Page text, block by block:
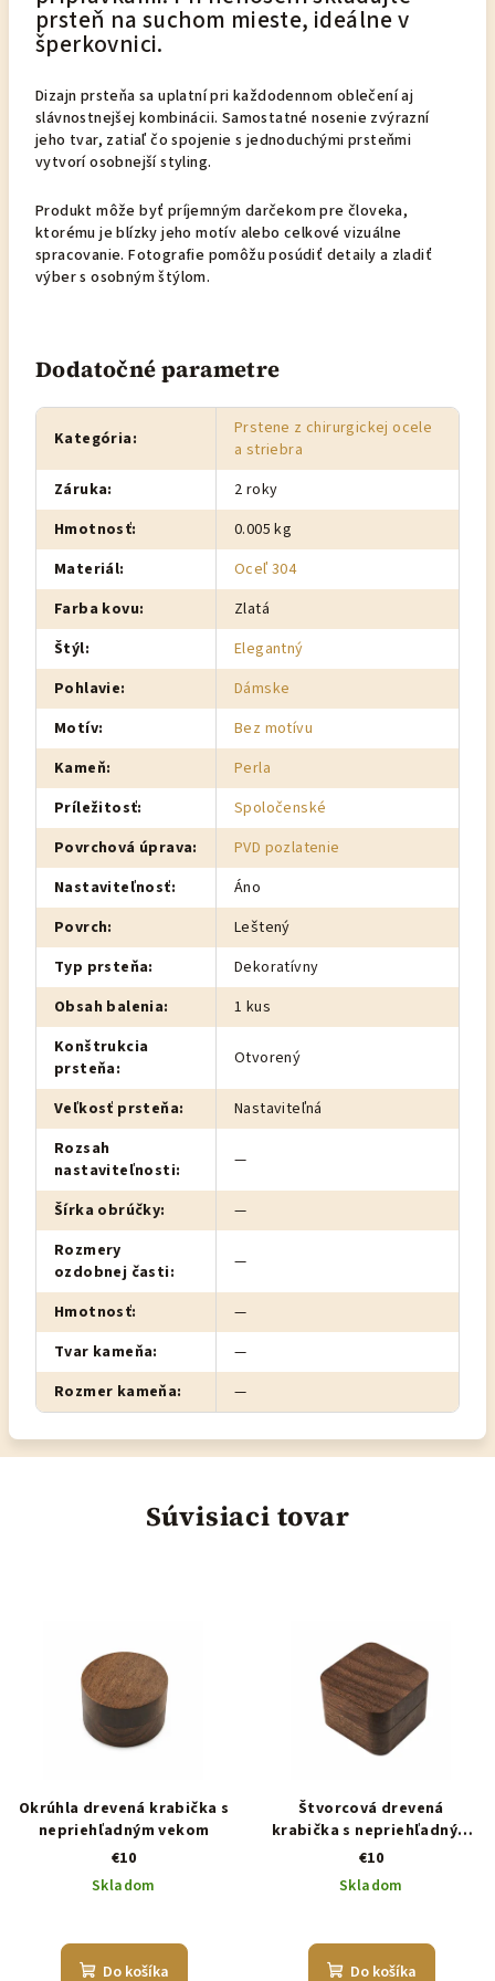
prsteň na suchom mieste, ideálne v
šperkovnici.
Dizajn prsteňa sa uplatní pri každodennom oblečení aj
slávnostnejšej kombinácii. Samostatné nosenie zvýrazní
jeho tvar, zatiaľ čo spojenie s jednoduchými prsteňmi
vytvorí osobnejší styling.
Produkt môže byť príjemným darčekom pre človeka,
ktorému je blízky jeho motív alebo celkové vizuálne
spracovanie. Fotografie pomôžu posúdiť detaily a zladiť
výber s osobným štýlom.
Dodatočné parametre
Kategória:
Prstene z chirurgickej ocele
a striebra
Záruka:
2 roky
Hmotnosť:
0.005 kg
Materiál:
Oceľ 304
Farba kovu:
Zlatá
Štýl:
Elegantný
Pohlavie:
Dámske
Motív:
Bez motívu
Kameň:
Perla
Príležitosť:
Spoločenské
Povrchová úprava:
PVD pozlatenie
Nastaviteľnosť:
Áno
Povrch:
Leštený
Typ prsteňa:
Dekoratívny
Obsah balenia:
1 kus
Konštrukcia
prsteňa: Otvorený
Veľkosť prsteňa:
Nastaviteľná
Rozsah
nastaviteľnosti: —
Šírka obrúčky:
—
Rozmery
ozdobnej časti: —
Hmotnosť:
—
Tvar kameňa:
—
Rozmer kameňa: —
Súvisiaci tovar
Okrúhla drevená krabička s
nepriehľadným vekom
€10
Skladom
Do košíka
Štvorcová drevená
krabička s nepriehľadným
vekom
€10
Skladom
Do košíka